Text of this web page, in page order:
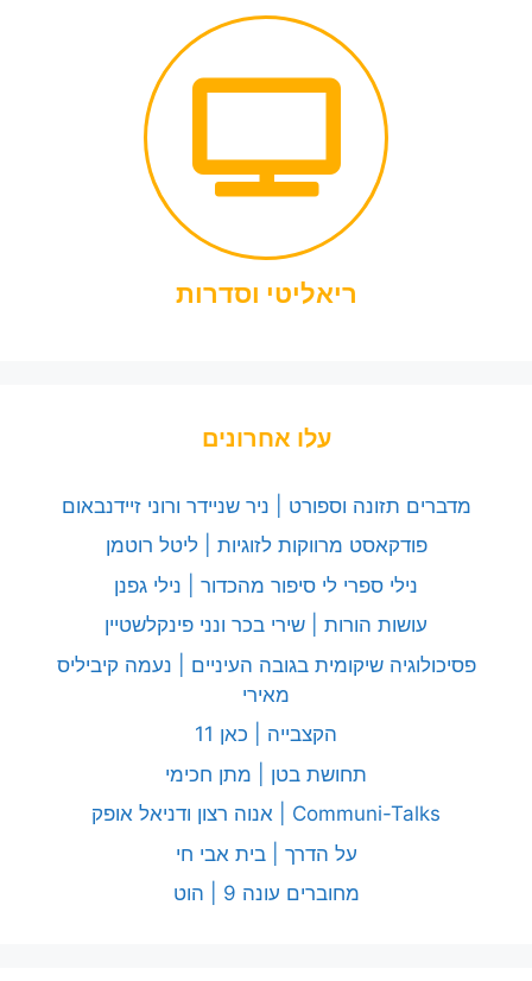
ריאליטי וסדרות
עלו אחרונים
מדברים תזונה וספורט | ניר שניידר ורוני זיידנבאום
פודקאסט מרווקות לזוגיות | ליטל רוטמן
נילי ספרי לי סיפור מהכדור | נילי גפנן
עושות הורות | שירי בכר ונני פינקלשטיין
פסיכולוגיה שיקומית בגובה העיניים | נעמה קיביליס
מאירי
הקצבייה | כאן 11
תחושת בטן | מתן חכימי
Communi-Talks | אנוה רצון ודניאל אופק
על הדרך | בית אבי חי
מחוברים עונה 9 | הוט